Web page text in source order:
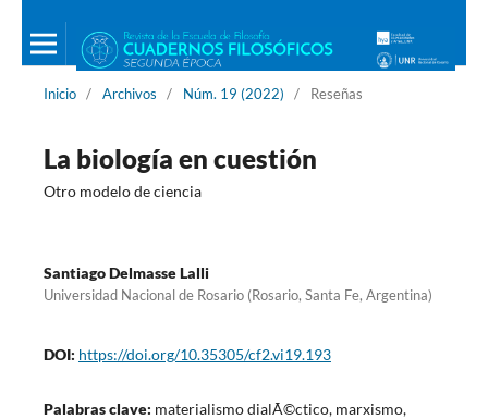
Inicio / Archivos / Núm. 19 (2022) / Reseñas
La biología en cuestión
Otro modelo de ciencia
Santiago Delmasse Lalli
Universidad Nacional de Rosario (Rosario, Santa Fe, Argentina)
DOI: https://doi.org/10.35305/cf2.vi19.193
Palabras clave: materialismo dialÃ©ctico, marxismo,